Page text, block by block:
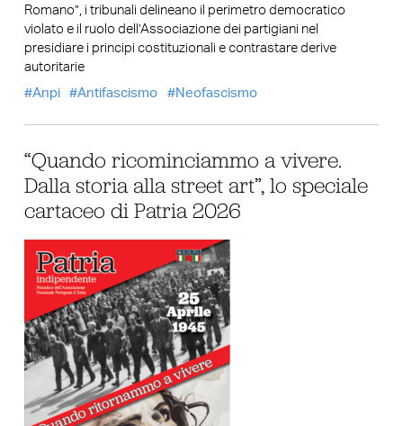
Romano”, i tribunali delineano il perimetro democratico
violato e il ruolo dell’Associazione dei partigiani nel
presidiare i principi costituzionali e contrastare derive
autoritarie
Anpi
Antifascismo Neofascismo
“Quando ricominciammo a vivere.
Dalla storia alla street art”, lo speciale
cartaceo di Patria 2026